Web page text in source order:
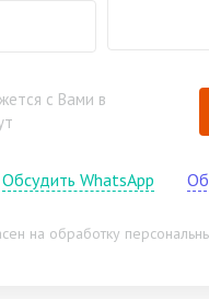
с Вами в
Обсудить WhatsApp
на обработку